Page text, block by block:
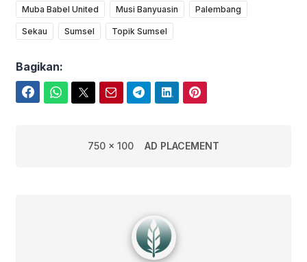
Muba Babel United Musi Banyuasin Palembang
Sekau Sumsel Topik Sumsel
Bagikan:
750 x 100 AD PLACEMENT